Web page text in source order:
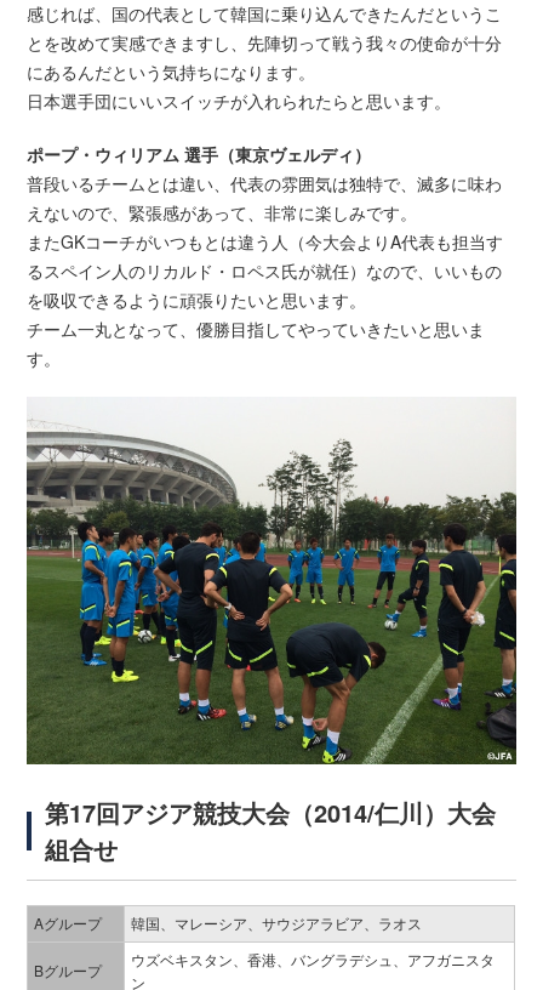
感じれば、国の代表として韓国に乗り込んできたんだというこ
とを改めて実感できますし、先陣切って戦う我々の使命が十分
にあるんだという気持ちになります。
日本選手団にいいスイッチが入れられたらと思います。
ポープ・ウィリアム 選手（東京ヴェルディ）
普段いるチームとは違い、代表の雰囲気は独特で、滅多に味わ
えないので、緊張感があって、非常に楽しみです。
またGKコーチがいつもとは違う人（今大会よりA代表も担当す
るスペイン人のリカルド・ロペス氏が就任）なので、いいもの
を吸収できるように頑張りたいと思います。
チーム一丸となって、優勝目指してやっていきたいと思いま
す。
第17回アジア競技大会（2014/仁川）大会
組合せ
Aグループ 韓国、マレーシア、サウジアラビア、ラオス
Bグループ
ウズベキスタン、香港、バングラデシュ、アフガニスタ
ン